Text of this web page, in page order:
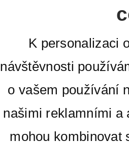
K personalizaci
návštěvnosti
o vašem používání
našimi reklamními a
mohou kombinovat